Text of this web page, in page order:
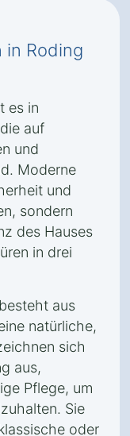
in Roding
es in
auf
und
Moderne
und
sondern
des Hauses
in drei
aus
natürliche,
sich
aus,
Pflege, um
Sie
oder